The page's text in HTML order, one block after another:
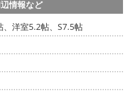
情報など
、洋室5.2帖、S7.5帖